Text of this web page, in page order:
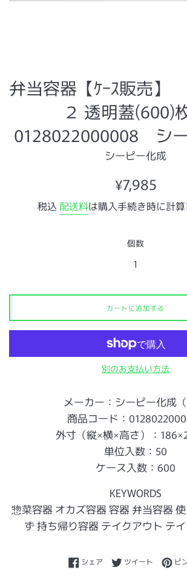
弁当容器【ｹｰｽ販売】
２ 透明蓋(600)
0128022000008 シ
シーピー化成
通
価
¥7,985
税込 配送料は購入手続き時に計算
個数
カートに追加する
別のお支払い方法
メーカー：シーピー化成（
商品コード：
外寸（縦×横×高さ）：
単位入数：50
ケース入数：600
KEYWORDS
惣菜容器 オカズ容器 容器 弁当容器
ず 持ち帰り容器 テイクアウト テ
シェアFacebookでシェアする
ツイートTwitterにピ